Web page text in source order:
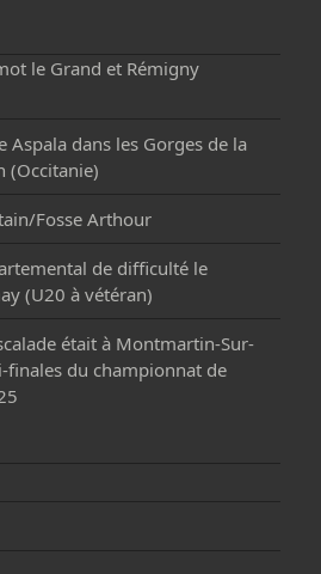
le Grand et Rémigny
Aspala dans les Gorges de la
(Occitanie)
Fosse Arthour
de difficulté le
(U20 à vétéran)
était à Montmartin-Sur-
finales du championnat de